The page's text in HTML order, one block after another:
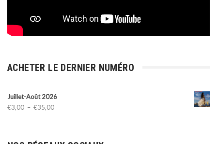
ACHETER LE DERNIER NUMÉRO
Juillet-Août 2026
€3,00 – €35,00Plage